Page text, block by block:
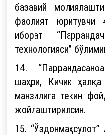
базавий
фаолият юритувчи
иборат
технологияси”
14.
шаҳри, Кичик
манзилига текин
жойлаштирилсин.
15.